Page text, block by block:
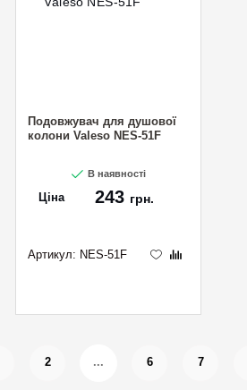
Подовжувач для душової
колони Valeso NES-51F
В наявності
Ціна 243 грн.
Артикул: NES-51F
2 ... 6 7